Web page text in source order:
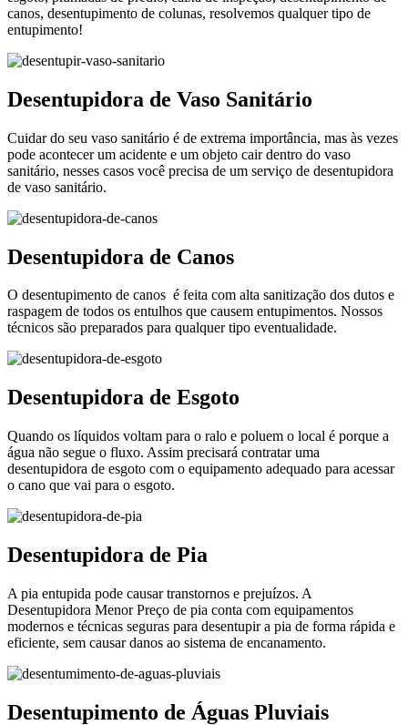
canos, desentupimento de colunas, resolvemos qualquer tipo de
entupimento!
Desentupidora de Vaso Sanitário
Cuidar do seu vaso sanitário é de extrema importância, mas às vezes
pode acontecer um acidente e um objeto cair dentro do vaso
sanitário, nesses casos você precisa de um serviço de desentupidora
de vaso sanitário.
Desentupidora de Canos
O desentupimento de canos é feita com alta sanitização dos dutos e
raspagem de todos os entulhos que causem entupimentos. Nossos
técnicos são preparados para qualquer tipo eventualidade.
Desentupidora de Esgoto
Quando os líquidos voltam para o ralo e poluem o local é porque a
água não segue o fluxo. Assim precisará contratar uma
desentupidora de esgoto com o equipamento adequado para acessar
o cano que vai para o esgoto.
Desentupidora de Pia
A pia entupida pode causar transtornos e prejuízos. A
Desentupidora Menor Preço de pia conta com equipamentos
modernos e técnicas seguras para desentupir a pia de forma rápida e
eficiente, sem causar danos ao sistema de encanamento.
Desentupimento de Águas Pluviais